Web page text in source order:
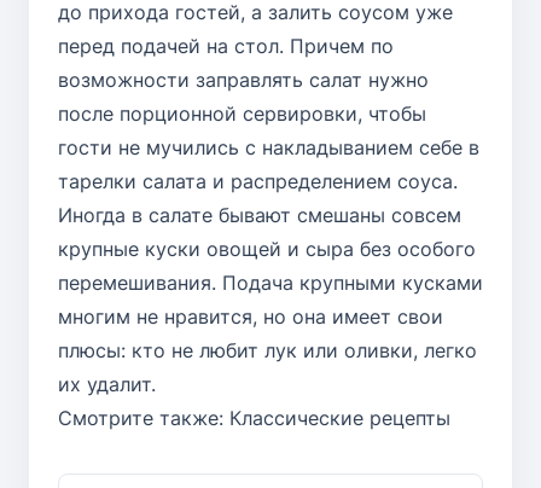
до прихода гостей, а залить соусом уже
перед подачей на стол. Причем по
возможности заправлять салат нужно
после порционной сервировки, чтобы
гости не мучились с накладыванием себе в
тарелки салата и распределением соуса.
Иногда в салате бывают смешаны совсем
крупные куски овощей и сыра без особого
перемешивания. Подача крупными кусками
многим не нравится, но она имеет свои
плюсы: кто не любит лук или оливки, легко
их удалит.
Смотрите также: Классические рецепты